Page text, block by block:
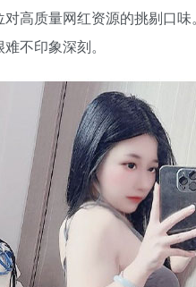
高质量网红资源的挑剔口
不印象深刻。